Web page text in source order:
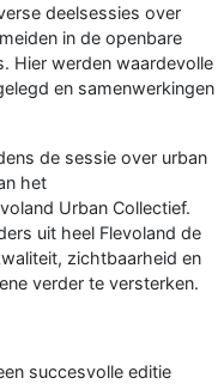
deelsessies over
in de openbare
Hier werden waardevolle
en samenwerkingen
de sessie over urban
het
Urban Collectief.
uit heel Flevoland de
zichtbaarheid en
verder te versterken.
succesvolle editie